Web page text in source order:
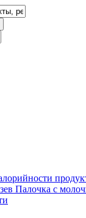
Палочка с